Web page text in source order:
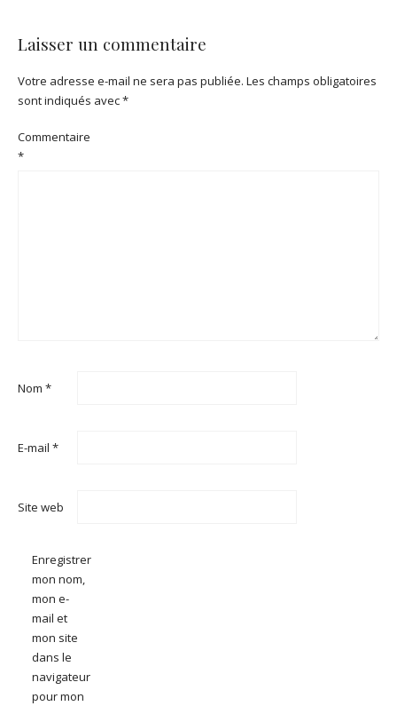
Laisser un commentaire
Votre adresse e-mail ne sera pas publiée. Les champs obligatoires
sont indiqués avec*
Commentaire
*
Nom *
E-mail *
Site web
Enregistrer
mon nom,
mon e-
mail et
mon site
dans le
navigateur
pour mon